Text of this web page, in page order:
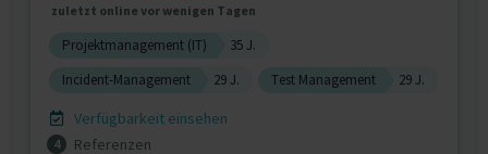
zuletzt online vor wenigen Tagen
Projektmanagement (IT)
35 J.
Incident-Management
29 J. Test Management 29 J.
Verfügbarkeit einsehen
4
Referenzen